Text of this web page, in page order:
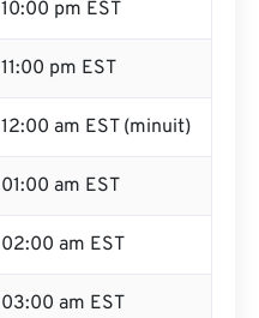
10:00 pm EST
11:00 pm EST
12:00 am EST (minuit)
01:00 am EST
02:00 am EST
03:00 am EST